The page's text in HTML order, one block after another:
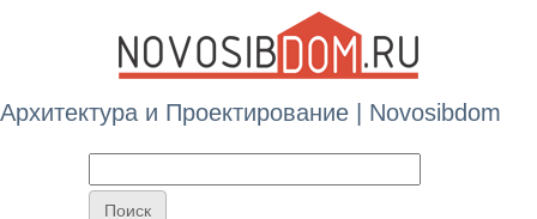
Архитектура и Проектирование | Novosibdom